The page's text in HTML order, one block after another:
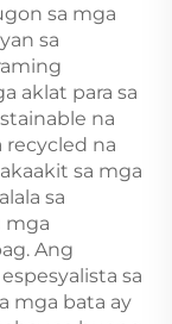
sa mga
sa
aklat para sa
na
na
sa mga
sa
mga
Ang
sa
mga bata ay